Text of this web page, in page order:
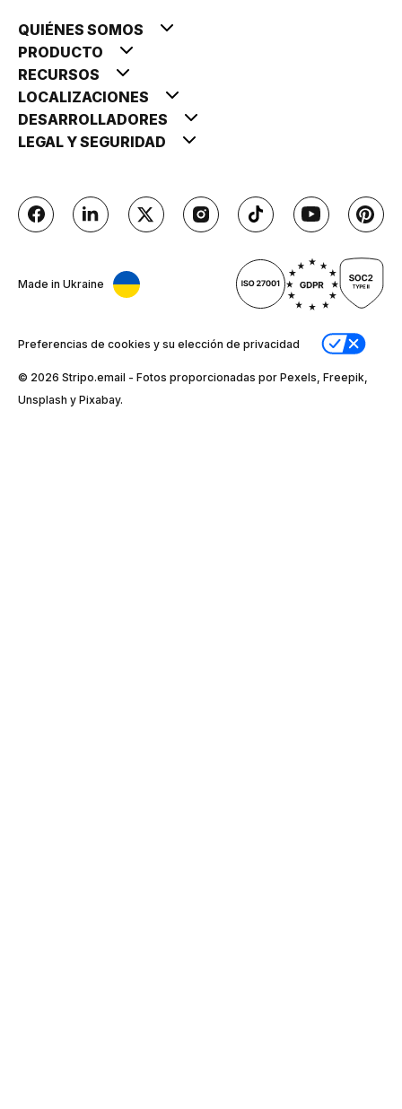
QUIÉNES SOMOS
PRODUCTO
RECURSOS
LOCALIZACIONES
DESARROLLADORES
LEGAL Y SEGURIDAD
Made in Ukraine
Preferencias de cookies y su elección de privacidad
© 2026 Stripо.email - Fotos proporcionadas por Pexels, Freepik,
Unsplash y Pixabay.